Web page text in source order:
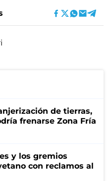
de tierras,
frenarse Zona Fría
y los gremios
con reclamos al